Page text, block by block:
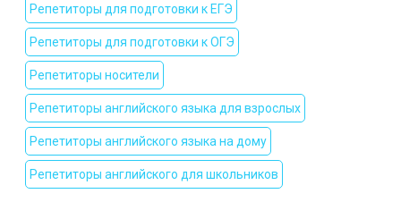
Репетиторы для подготовки к ЕГЭ
Репетиторы для подготовки к ОГЭ
Репетиторы носители
Репетиторы английского языка для взрослых
Репетиторы английского языка на дому
Репетиторы английского для школьников